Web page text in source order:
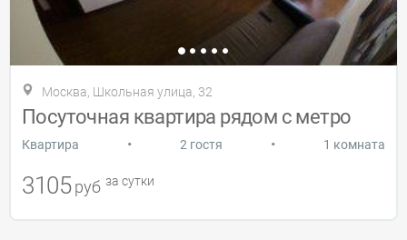
Москва, Школьная улица, 32
Посуточная квартира рядом с метро
Квартира • 2 гостя • 1 комната
3105 руб за сутки